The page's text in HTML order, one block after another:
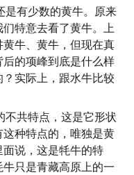
是有少数的黄牛。原来
特意去看了黄牛。上
牛、黄牛，但现在真
的项峰到底是什么样
实际上，跟水牛比较
不共特点，这是它形状
种特点的，唯独是黄
说，这是牦牛的特
只是青藏高原上的一